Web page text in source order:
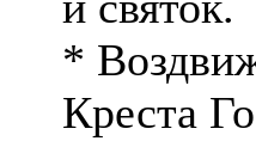
*
Креста